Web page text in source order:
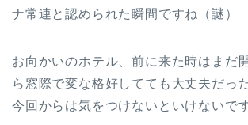
ナ常連と認められた瞬間ですね（謎）
お向かいのホテル、前に来た時はまだ
ら窓際で変な格好してても大丈夫だっ
今回からは気をつけないといけないで